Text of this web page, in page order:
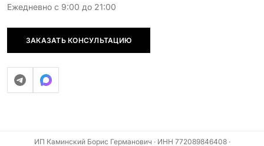
Ежедневно с 9:00 до 21:00
ЗАКАЗАТЬ КОНСУЛЬТАЦИЮ
ИП Каминский Борис Германович · ИНН 772089846408 ·